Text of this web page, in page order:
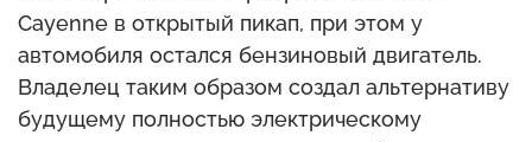
Cayenne в открытый пикап, при этом у
автомобиля остался бензиновый двигатель.
Владелец таким образом создал альтернативу
будущему полностью электрическому